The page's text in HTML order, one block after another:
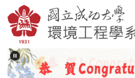
到
主
內
容
區